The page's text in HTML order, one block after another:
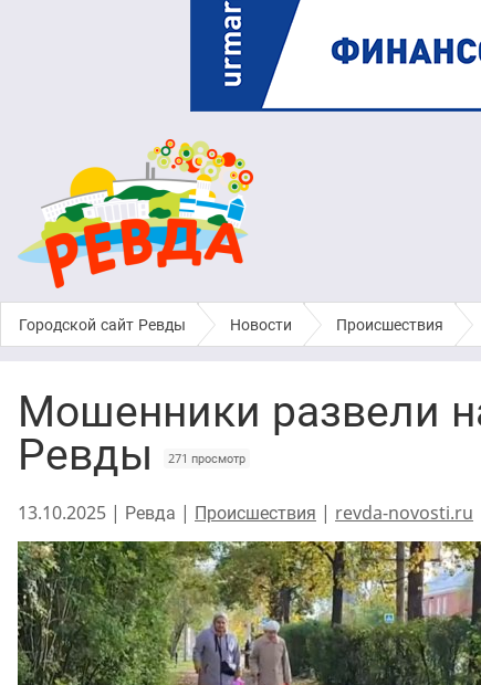
Городской сайт Ревды › Новости › Происшествия ›
Мошенники развели
Ревды 271 просмотр
13.10.2025 | Ревда | Происшествия | revda-novosti.ru